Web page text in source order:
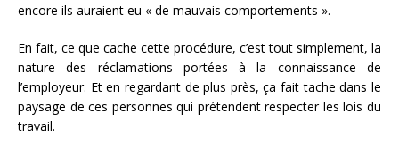
encore ils auraient eu « de mauvais comportements ».
En fait, ce que cache cette procédure, c’est tout simplement, la
nature des réclamations portées à la connaissance de
l’employeur. Et en regardant de plus près, ça fait tache dans le
paysage de ces personnes qui prétendent respecter les lois du
travail.